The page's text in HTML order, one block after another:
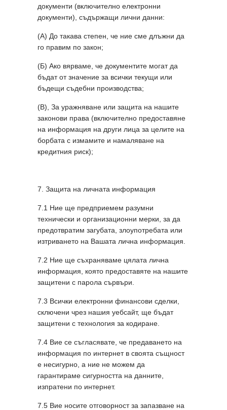
документи (включително електронни
документи), съдържащи лични данни:
(А) До такава степен, че ние сме длъжни да
го правим по закон;
(Б) Ако вярваме, че документите могат да
бъдат от значение за всички текущи или
бъдещи съдебни производства;
(В), За уражняване или защита на нашите
законови права (включително предоставяне
на информация на други лица за целите на
борбата с измамите и намаляване на
кредитния риск);
7. Защита на личната информация
7.1 Ние ще предприемем разумни
технически и организационни мерки, за да
предотвратим загубата, злоупотребата или
изтриването на Вашата лична информация.
7.2 Ние ще съхраняваме цялата лична
информация, която предоставяте на нашите
защитени с парола сървъри.
7.3 Всички електронни финансови сделки,
сключени чрез нашия уебсайт, ще бъдат
защитени с технология за кодиране.
7.4 Вие се съгласявате, че предаването на
информация по интернет в своята същност
е несигурно, а ние не можем да
гарантираме сигурността на данните,
изпратени по интернет.
7.5 Вие носите отговорност за запазване на